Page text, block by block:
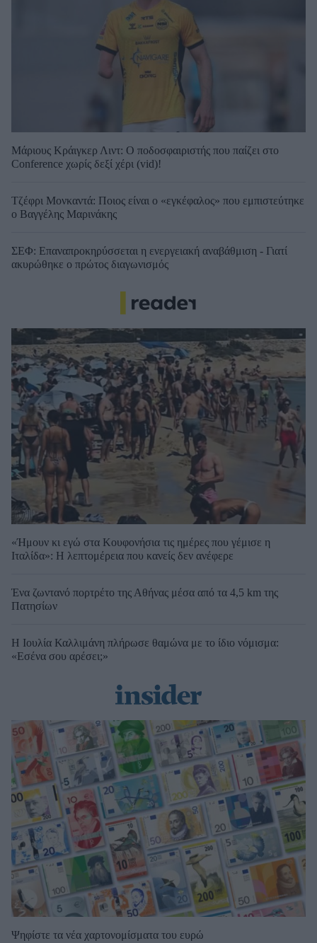
Μάριους Κράιγκερ Λιντ: Ο ποδοσφαιριστής που παίζει στο
Conference χωρίς δεξί χέρι (vid)!
Τζέφρι Μονκαντά: Ποιος είναι ο «εγκέφαλος» που εμπιστεύτηκε
ο Βαγγέλης Μαρινάκης
ΣΕΦ: Επαναπροκηρύσσεται η ενεργειακή αναβάθμιση - Γιατί
ακυρώθηκε ο πρώτος διαγωνισμός
«Ήμουν κι εγώ στα Κουφονήσια τις ημέρες που γέμισε η
Ιταλίδα»: Η λεπτομέρεια που κανείς δεν ανέφερε
Ένα ζωντανό πορτρέτο της Αθήνας μέσα από τα 4,5 km της
Πατησίων
Η Ιουλία Καλλιμάνη πλήρωσε θαμώνα με το ίδιο νόμισμα:
«Εσένα σου αρέσει;»
Ψηφίστε τα νέα χαρτονομίσματα του ευρώ